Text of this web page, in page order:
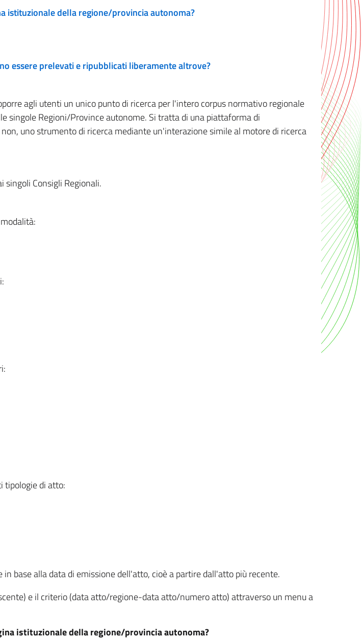
istituzionale della regione/provincia autonoma?
essere prelevati e ripubblicati liberamente altrove?
agli utenti un unico punto di ricerca per l'intero corpus normativo regionale
Regioni/Province autonome. Si tratta di una piattaforma di
uno strumento di ricerca mediante un'interazione simile al motore di ricerca
singoli Consigli Regionali.
tipologie di atto:
base alla data di emissione dell'atto, cioè a partire dall'atto più recente.
e il criterio (data atto/regione-data atto/numero atto) attraverso un menu a
istituzionale della regione/provincia autonoma?